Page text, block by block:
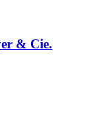
& Cie.